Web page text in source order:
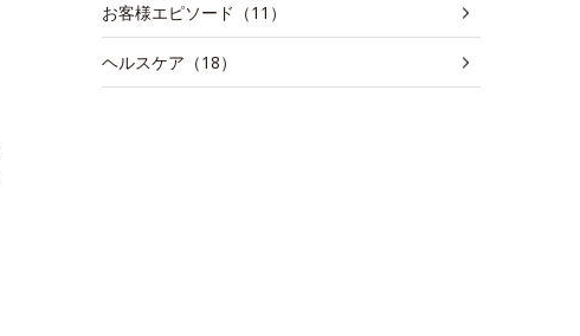
お客様エピソード（11）
ヘルスケア（18）